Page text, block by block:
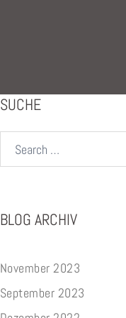
SUCHE
BLOG ARCHIV
November 2023
September 2023